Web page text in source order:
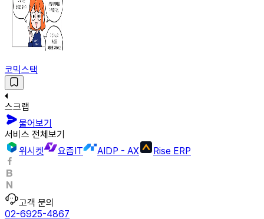
코믹스택
스크랩
물어보기
서비스 전체보기
위시켓
요즘IT AIDP - AX Rise ERP
고객 문의
02-6925-4867